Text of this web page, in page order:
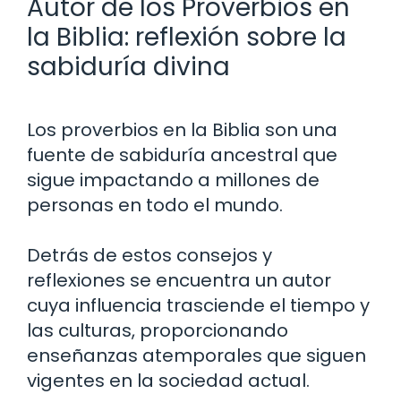
Autor de los Proverbios en
la Biblia: reflexión sobre la
sabiduría divina
Los proverbios en la Biblia son una
fuente de sabiduría ancestral que
sigue impactando a millones de
personas en todo el mundo.
Detrás de estos consejos y
reflexiones se encuentra un autor
cuya influencia trasciende el tiempo y
las culturas, proporcionando
enseñanzas atemporales que siguen
vigentes en la sociedad actual.